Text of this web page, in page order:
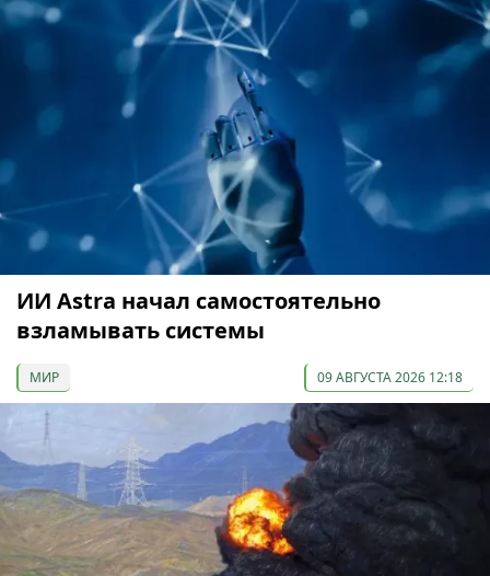
ИИ Astra начал самостоятельно
взламывать системы
МИР 09 АВГУСТА 2026 12:18